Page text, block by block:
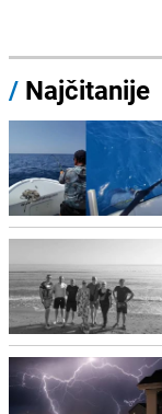
/ Najčitanije